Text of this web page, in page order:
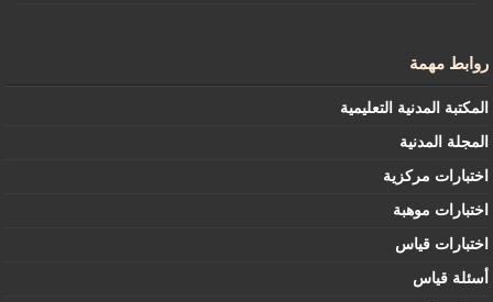
روابط مهمة
المكتبة المدنية التعليمية
المجلة المدنية
اختبارات مركزية
اختبارات موهبة
اختبارات قياس
أسئلة قياس